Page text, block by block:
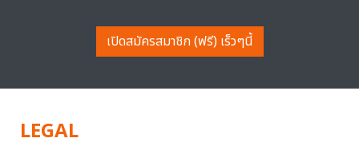
เปิดสมัครสมาชิก (ฟรี) เร็วๆนี้
LEGAL